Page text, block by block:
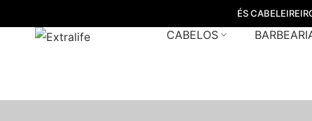
ÉS
CABELOS